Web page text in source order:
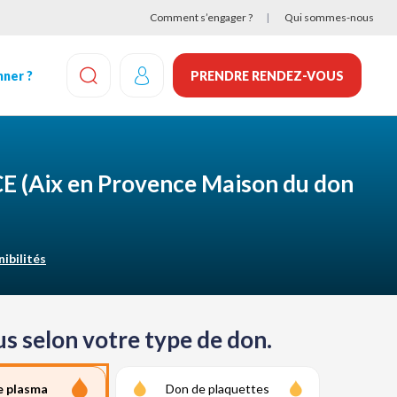
Comment s’engager ? Qui sommes-nous
?
EFFECTUEZ UNE RECHERCHE
PRENDRE RENDEZ-VOUS
(Aix en Provence Maison du don
selon votre type de don.
plasma Don de plaquettes